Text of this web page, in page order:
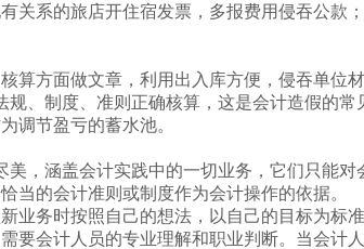
系的旅店开住宿发票，多报费用侵吞公款
方面做文章，利用出入库方便，侵吞单位材
、制度、准则正确核算，这是会计造假的
调节盈亏的蓄水池。
，涵盖会计实践中的一切业务，它们只能
当的会计准则或制度作为会计操作的依据。
务时按照自己的想法，以自己的目标为标
会计人员的专业理解和职业判断。当会计